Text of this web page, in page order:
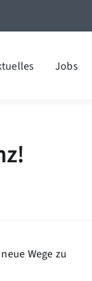
Jobs
Wege zu